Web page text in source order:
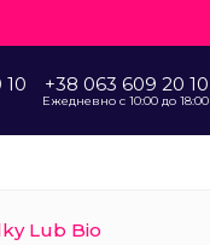
+38 063 609 20 10
Ежедневно с 10:00 до 18:00
Lub Bio